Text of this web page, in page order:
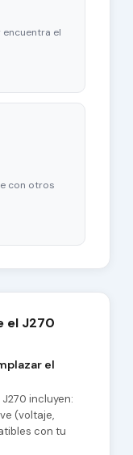
el
con otros
el J270
el
incluyen:
(voltaje,
con tu